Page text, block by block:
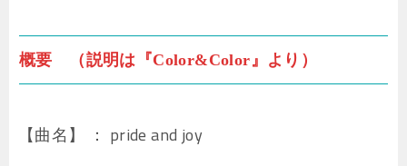
概要 （説明は『Color&Color』より）
【曲名】 ： pride and joy